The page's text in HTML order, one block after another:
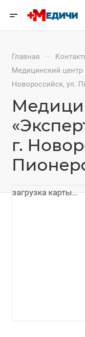
Главная —
Медицинский центр
Новороссийск, ул.
г.
загрузка карты...